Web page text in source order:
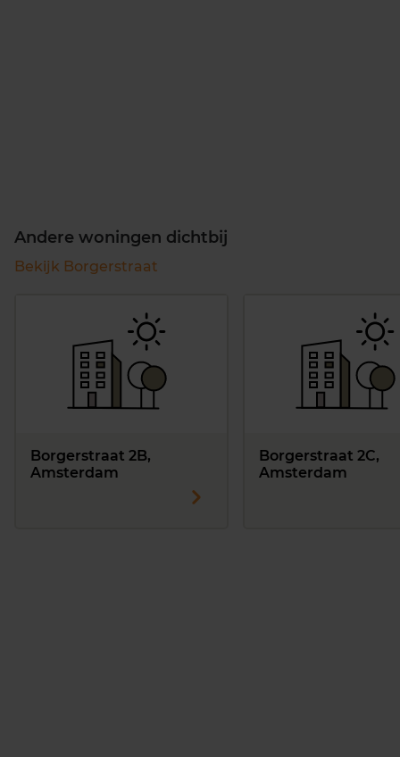
Andere woningen dichtbij
Bekijk Borgerstraat
Borgerstraat 2B,
Amsterdam
Borgerstraat 2C,
Amsterdam